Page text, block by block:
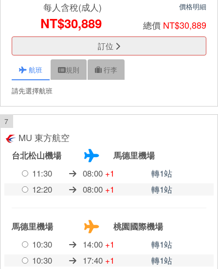
每人含稅(成人)
NT$30,889
價格明細
總價 NT$30,889
訂位
航班 規則 行李
請先選擇航班
7
MU 東方航空
台北松山機場
馬德里機場
11:30
08:00 +1
轉1站
12:20
08:00 +1 轉1站
馬德里機場
桃園國際機場
10:30
14:00 +1
轉1站
10:30
17:40 +1 轉1站